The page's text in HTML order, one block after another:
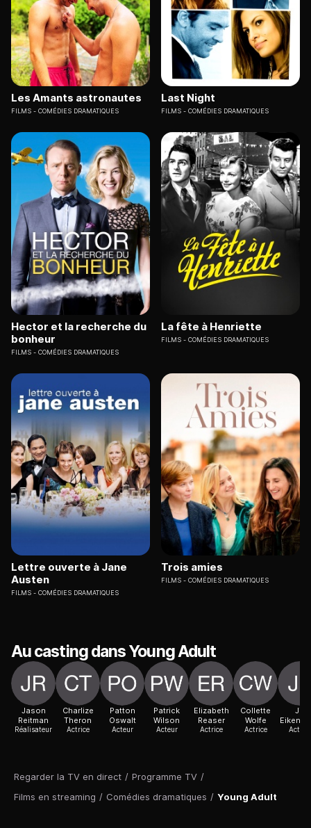
Regarder la TV en direct / Programme TV /
Films en streaming / Comédies dramatiques / Young Adult
Les Amants astronautes
FILMS COMÉDIES DRAMATIQUES
Last Night
FILMS COMÉDIES DRAMATIQUES
Hector et la recherche du
bonheur
FILMS COMÉDIES DRAMATIQUES
La fête à Henriette
FILMS COMÉDIES DRAMATIQUES
Lettre ouverte à Jane
Austen
FILMS COMÉDIES DRAMATIQUES
Trois amies
FILMS COMÉDIES DRAMATIQUES
Au casting dans Young Adult
Jason
Reitman
Réalisateur
Charlize
Theron
Actrice
Patton
Oswalt
Acteur
Patrick
Wilson
Acteur
Elizabeth
Reaser
Actrice
Collette
Wolfe
Actrice
Jill
Actrice